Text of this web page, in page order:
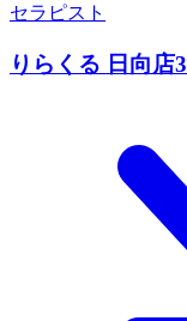
セラピスト
りらくる 日向店3